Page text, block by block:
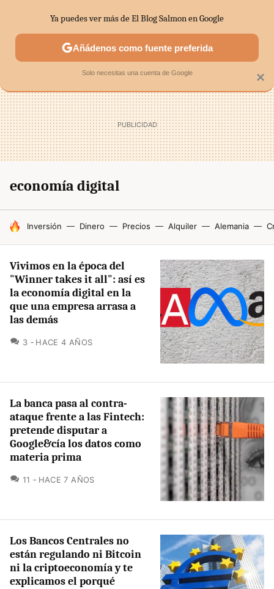
SECTORES ECONOMÍA DOMÉSTICA MERCADOS
economía digital
HOY SE HABLA DE
Inversión Dinero Precios Alquiler Alemania
Vivimos en la época del
"Winner takes it all": así es
la economía digital en la
que una empresa arrasa a
las demás
3 COMENTARIOS
HACE 4 AÑOS
La banca pasa al contra-
ataque frente a las Fintech:
pretende disputar a
Google&cía los datos como
materia prima
11 COMENTARIOS
HACE 7 AÑOS
Los Bancos Centrales no
están regulando ni Bitcoin
ni la criptoeconomía y te
explicamos el porqué
×
Ya puedes ver más de El Blog Salmon en Google
Añádenos como fuente preferida
Solo necesitas una cuenta de Google